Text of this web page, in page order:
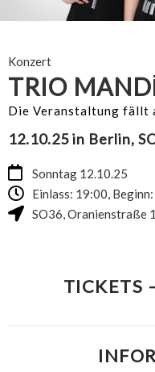
Konzert
TRIO
12.10.25 in Berlin,
Sonntag 12.10.25
Einlass: 19:00,
SO36,Oranienstraße
TICKETS